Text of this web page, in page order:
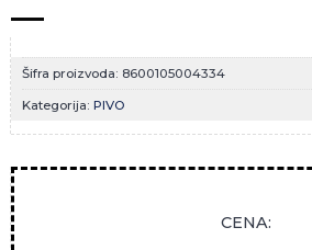
Šifra proizvoda: 8600105004334
Kategorija: PIVO
CENA: